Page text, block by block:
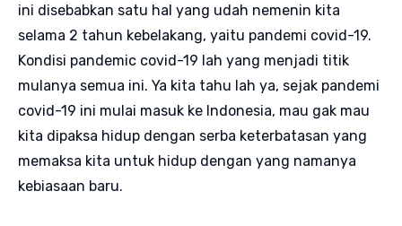
ini disebabkan satu hal yang udah nemenin kita
selama 2 tahun kebelakang, yaitu pandemi covid-19.
Kondisi pandemic covid-19 lah yang menjadi titik
mulanya semua ini. Ya kita tahu lah ya, sejak pandemi
covid-19 ini mulai masuk ke Indonesia, mau gak mau
kita dipaksa hidup dengan serba keterbatasan yang
memaksa kita untuk hidup dengan yang namanya
kebiasaan baru.